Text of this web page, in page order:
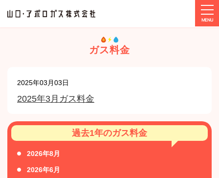
2025年3月
ガス料金
2025年03月03日
2025年3月ガス料金
過去1年のガス料金
2026年8月
2026年6月